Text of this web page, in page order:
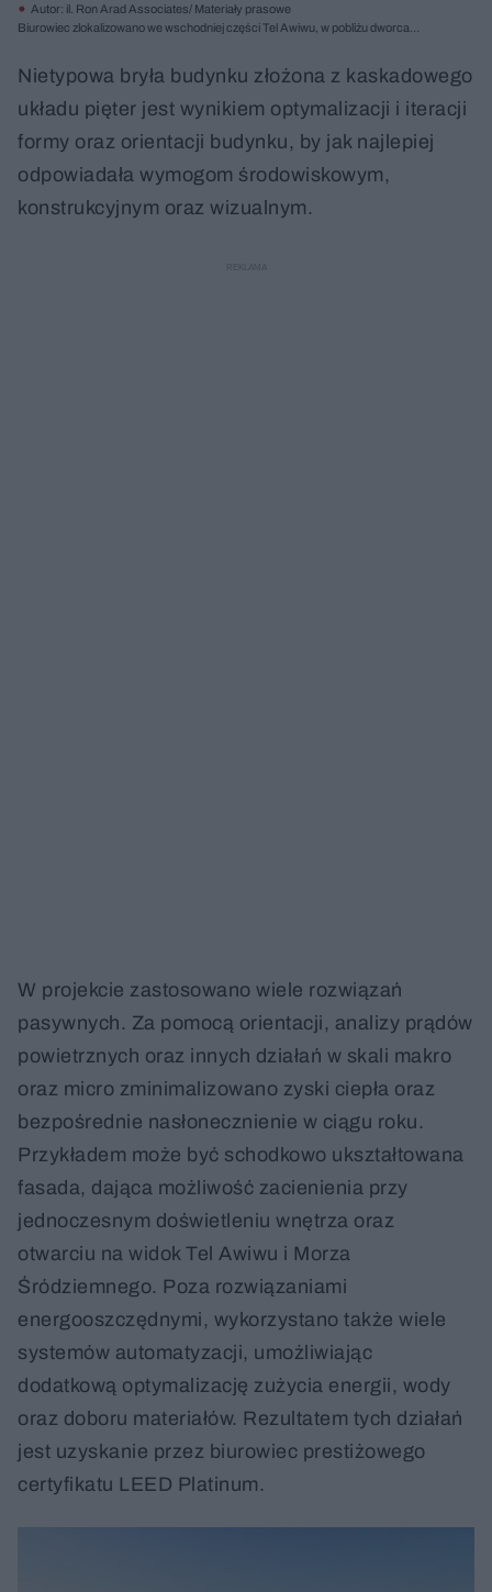
Autor: il. Ron Arad Associates/ Materiały prasowe
Biurowiec zlokalizowano we wschodniej części Tel Awiwu, w pobliżu dworca
charakter publiczny
Nietypowa bryła budynku złożona z kaskadowego
układu pięter jest wynikiem optymalizacji i iteracji
formy oraz orientacji budynku, by jak najlepiej
odpowiadała wymogom środowiskowym,
konstrukcyjnym oraz wizualnym.
W projekcie zastosowano wiele rozwiązań
pasywnych. Za pomocą orientacji, analizy prądów
powietrznych oraz innych działań w skali makro
oraz micro zminimalizowano zyski ciepła oraz
bezpośrednie nasłonecznienie w ciągu roku.
Przykładem może być schodkowo ukształtowana
fasada, dająca możliwość zacienienia przy
jednoczesnym doświetleniu wnętrza oraz
otwarciu na widok Tel Awiwu i Morza
Śródziemnego. Poza rozwiązaniami
energooszczędnymi, wykorzystano także wiele
systemów automatyzacji, umożliwiając
dodatkową optymalizację zużycia energii, wody
oraz doboru materiałów. Rezultatem tych działań
jest uzyskanie przez biurowiec prestiżowego
certyfikatu LEED Platinum.